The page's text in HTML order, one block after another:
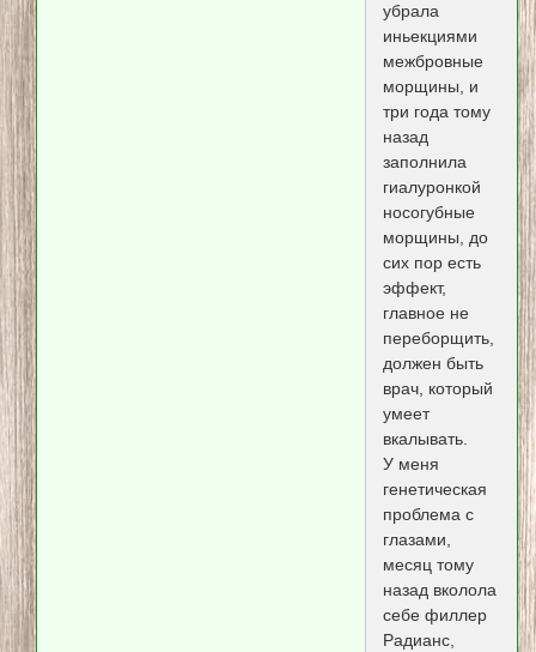
убрала
иньекциями
межбровные
морщины, и
три года тому
назад
заполнила
гиалуронкой
носогубные
морщины, до
сих пор есть
эффект,
главное не
переборщить,
должен быть
врач, который
умеет
вкалывать.
У меня
генетическая
проблема с
глазами,
месяц тому
назад вколола
себе филлер
Радианс,